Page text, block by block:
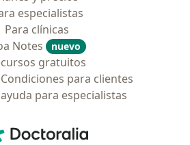
especialistas
Para clínicas
Notes
nuevo
gratuitos
para clientes
para especialistas
Doctoralia - Página de inicio